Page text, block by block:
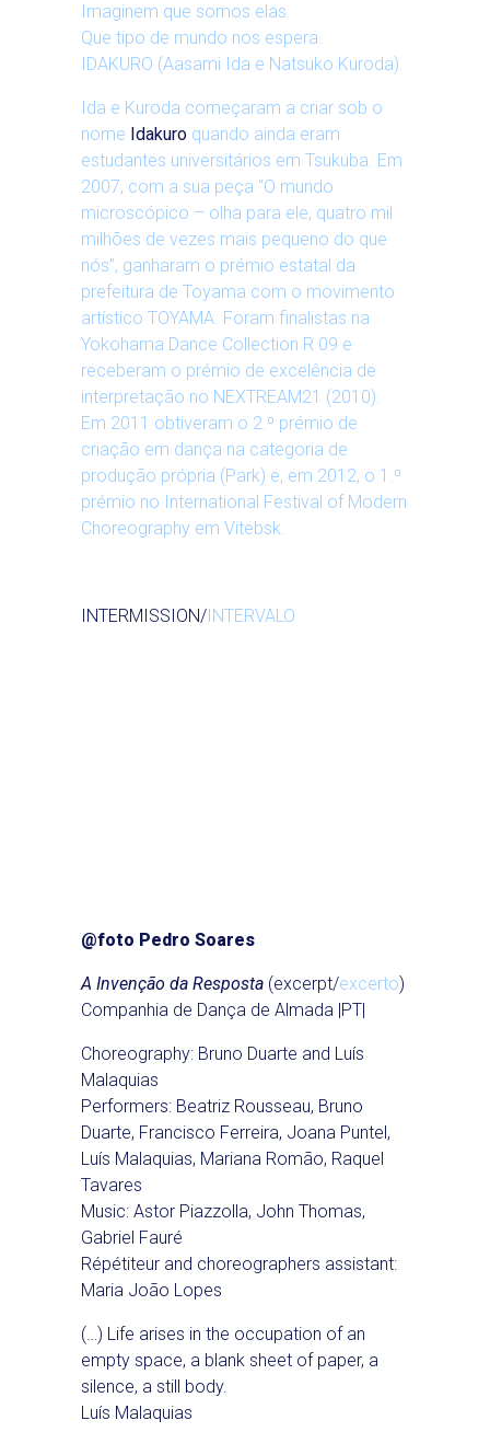
Imaginem que somos elas.
Que tipo de mundo nos espera.
IDAKURO (Aasami Ida e Natsuko Kuroda)
Ida e Kuroda começaram a criar sob o
nome Idakuro quando ainda eram
estudantes universitários em Tsukuba. Em
2007, com a sua peça “O mundo
microscópico – olha para ele, quatro mil
milhões de vezes mais pequeno do que
nós”, ganharam o prémio estatal da
prefeitura de Toyama com o movimento
artístico TOYAMA. Foram finalistas na
Yokohama Dance Collection R 09 e
receberam o prémio de excelência de
interpretação no NEXTREAM21 (2010).
Em 2011 obtiveram o 2.º prémio de
criação em dança na categoria de
produção própria (Park) e, em 2012, o 1.º
prémio no International Festival of Modern
Choreography em Vitebsk.
INTERMISSION/INTERVALO
@foto Pedro Soares
A Invenção da Resposta (excerpt/excerto)
Companhia de Dança de Almada |PT|
Choreography: Bruno Duarte and Luís
Malaquias
Performers: Beatriz Rousseau, Bruno
Duarte, Francisco Ferreira, Joana Puntel,
Luís Malaquias, Mariana Romão, Raquel
Tavares
Music: Astor Piazzolla, John Thomas,
Gabriel Fauré
Répétiteur and choreographers assistant:
Maria João Lopes
(…) Life arises in the occupation of an
empty space, a blank sheet of paper, a
silence, a still body.
Luís Malaquias